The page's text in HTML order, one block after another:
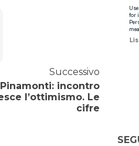
Successivo
Pinamonti: incontro
l’ottimismo. Le
cifre